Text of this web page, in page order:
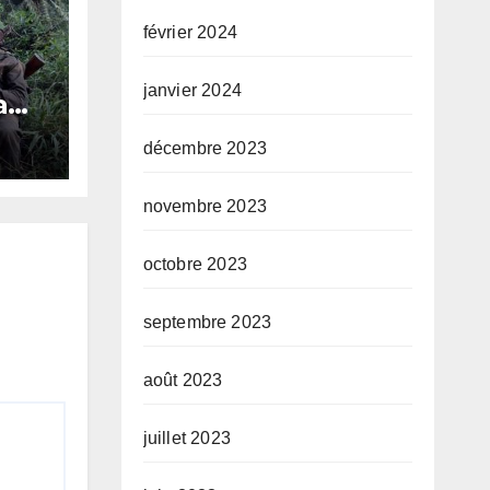
février 2024
janvier 2024
décembre 2023
novembre 2023
octobre 2023
septembre 2023
août 2023
juillet 2023